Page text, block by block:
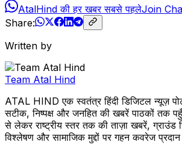
AtalHind की हर खबर सबसे पहलेJoin
Share:
Written by
Team Atal Hind
ATAL HIND एक स्वतंत्र हिंदी डिजिटल न्यूज़
सटीक, निष्पक्ष और जनहित की खबरें पाठकों तक
से लेकर राष्ट्रीय स्तर तक की ताज़ा खबरें, ग्राउंड
विश्लेषण और सामाजिक मुद्दों पर गहन कवरेज